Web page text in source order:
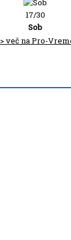
17/30
Sob
> več na Pro-